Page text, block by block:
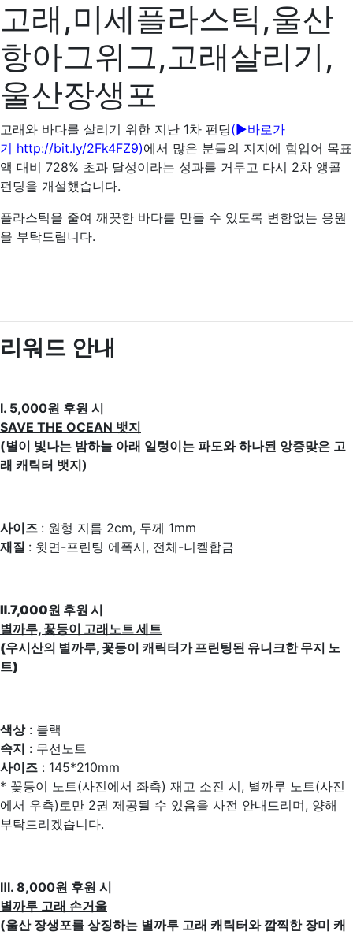
고래,미세플라스틱,울산
항아그위그,고래살리기,
울산장생포
고래와 바다를 살리기 위한 지난 1차 펀딩(▶바로가
기 http://bit.ly/2Fk4FZ9)에서 많은 분들의 지지에 힘입어 목표
액 대비 728% 초과 달성이라는 성과를 거두고 다시 2차 앵콜
펀딩을 개설했습니다.
플라스틱을 줄여 깨끗한 바다를 만들 수 있도록 변함없는 응원
을 부탁드립니다.
리워드 안내
Ⅰ. 5,000원 후원 시
SAVE THE OCEAN 뱃지
(별이 빛나는 밤하늘 아래 일렁이는 파도와 하나된 앙증맞은 고
래 캐릭터 뱃지)
사이즈 : 원형 지름 2cm, 두께 1mm
재질 : 윗면-프린팅 에폭시, 전체-니켈합금
Ⅱ.7,000원 후원 시
별까루, 꽃등이 고래노트 세트
(우시산의 별까루, 꽃등이 캐릭터가 프린팅된 유니크한 무지 노
트)
색상: 블랙
속지 : 무선노트
사이즈 : 145*210mm
* 꽃등이 노트(사진에서 좌측) 재고 소진 시, 별까루 노트(사진
에서 우측)로만 2권 제공될 수 있음을 사전 안내드리며, 양해
부탁드리겠습니다.
Ⅲ. 8,000원 후원 시
별까루 고래 손거울
(울산 장생포를 상징하는 별까루 고래 캐릭터와 깜찍한 장미 캐